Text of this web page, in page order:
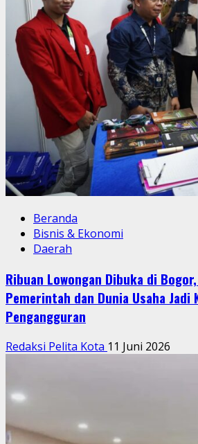
Beranda
Bisnis & Ekonomi
Daerah
Ribuan Lowongan Dibuka di
Pemerintah dan Dunia Usaha Jadi
Pengangguran
Redaksi Pelita Kota 11 Juni 2026